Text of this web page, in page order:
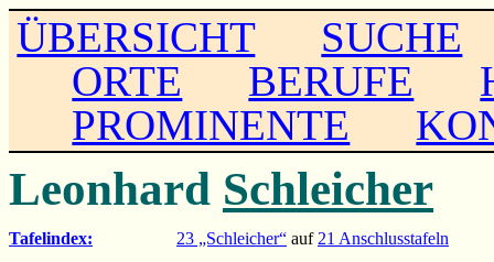
ÜBERSICHT
SUCHE
ORTE
BERUFE
PROMINENTE
Leonhard Schleicher
Tafelindex: 23 „Schleicher“ auf 21 Anschlusstafeln